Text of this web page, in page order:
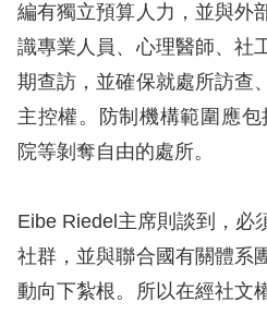
回
首
頁
網
導
覽
編有獨立預算人力，並與外
識專業人員、心理醫師、社
期查訪，並確保就處所訪查
主控權。防制機構範圍應
院等剝奪自由的處所。
Eibe Riedel主席則談到，必
社群，並與聯合國有關體系
動向下紮根。所以在經社文